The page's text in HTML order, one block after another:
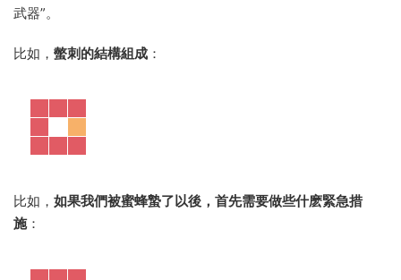
武器”。
比如， 螫刺的結構組成 ：
比如， 如果我們被蜜蜂蟄了以後，首先需要做些什麽緊急措
施：